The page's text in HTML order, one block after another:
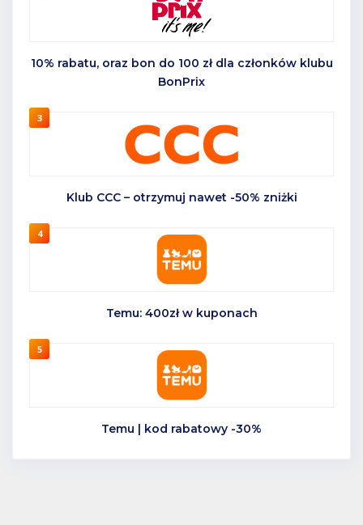
10% rabatu, oraz bon do 100 zł dla członków klubu
BonPrix
3
Klub CCC – otrzymuj nawet -50% zniżki
4
Temu: 400zł w kuponach
5
Temu | kod rabatowy -30%